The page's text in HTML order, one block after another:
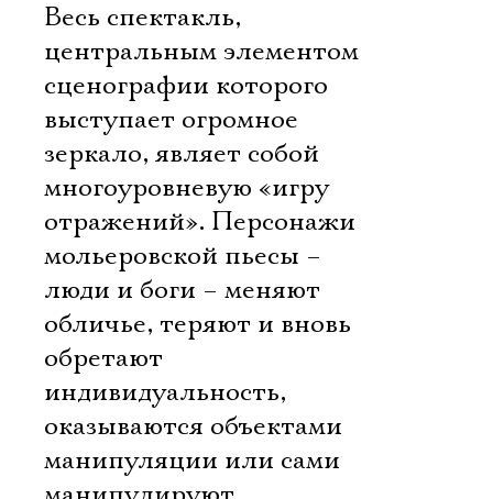
Весь спектакль,
центральным элементом
сценографии которого
выступает огромное
зеркало, являет собой
многоуровневую «игру
отражений». Персонажи
мольеровской пьесы –
люди и боги – меняют
обличье, теряют и вновь
обретают
индивидуальность,
оказываются объектами
манипуляции или сами